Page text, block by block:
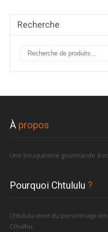
Recherche
Recherche
À propos
Une bouquinerie gourmande à
Pourquoi Chtululu ?
Chtululu vient du personnage
Cthulhu.